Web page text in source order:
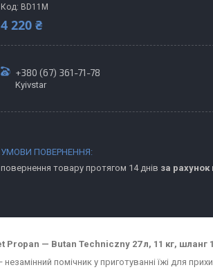
Код: BD11M
4 220 ₴
+380 (67) 361-71-78
Kyivstar
повернення товару протягом 14 днів за рахунок
— Butan Techniczny 27 л, 11 кг, шланг
помічник у приготуванні їжі для